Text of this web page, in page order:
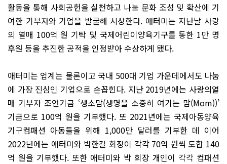
활동을 통해 사회공헌을 실천하고 나눔 문화 조성 및 확산에 기
여한 기부자와 기업을 발굴해 시상한다. 애터미는 지난날 사랑
의 열매 100억 원 기탁 및 국제어린이양육기구를 통한 1만 명
후원 등을 추진한 공적을 인정받아 수상하게 됐다.
애터미는 업계는 물론이고 국내 500대 기업 가운데에서도 나눔
에 가장 진심인 기업으로 손꼽힌다. 지난 2019년에는 사랑의열
매 기부자 조언기금 ‘생소맘(생명을 소중히 여기는 맘(Mom))’
기금으로 100억 원을 기부했다. 또 2021년에는 국제아동양육
기구컴패션 아동들을 위해 1,000만 달러를 기부한 데 이어
2022년에는 애터미와 박한길 회장이 각각 70억 원씩 도합 140
억 원을 기부했다. 또한 애터미와 박 회장 개인이 각각 컴패션